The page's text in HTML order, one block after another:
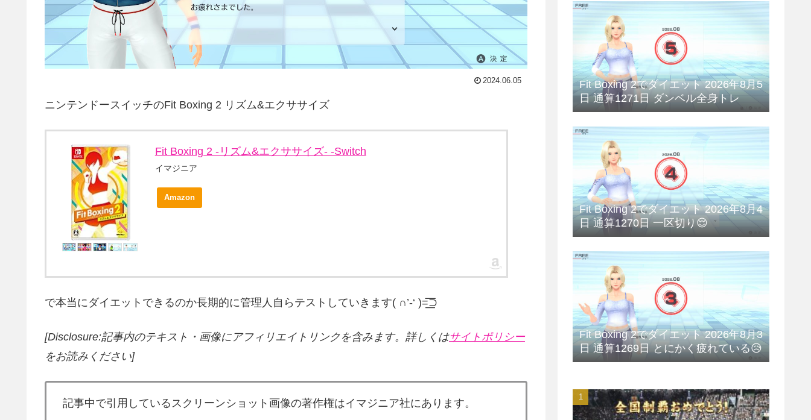
2024.06.05
ニンテンドースイッチのFit Boxing 2 リズム&エクササイズ
Fit Boxing 2 -リズム&エクササイズ- -Switch
イマジニア
Amazon
で本当にダイエットできるのか長期的に管理人自らテストしていきます( ∩’-‘ )=͟͟͞͞⊃
[Disclosure:記事内のテキスト・画像にアフィリエイトリンクを含みます。詳しくはサイトポリシー
をお読みください]
記事中で引用しているスクリーンショット画像の著作権はイマジニア社にあります。
Fit Boxing 2でダイエット 2026年8月5
日 通算1271日 ダンベル全身トレ
Fit Boxing 2でダイエット 2026年8月4
日 通算1270日 一区切り😌
Fit Boxing 2でダイエット 2026年8月3
日 通算1269日 とにかく疲れている😥